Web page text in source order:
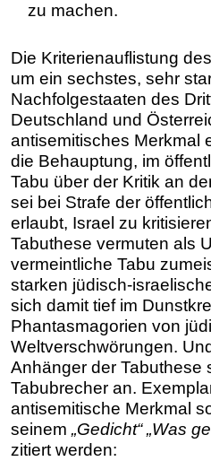
zu machen.
Die Kriterienauflistung des
um ein sechstes, sehr
Nachfolgestaaten des
Deutschland und
antisemitisches Merkmal
die Behauptung, im
Tabu über der Kritik an
sei bei Strafe der
erlaubt, Israel zu
Tabuthese vermuten als
vermeintliche Tabu
starken jüdisch-
sich damit tief im
Phantasmagorien von
Weltverschwörungen.
Anhänger der Tabuthese
Tabubrecher an.
antisemitische Merkmal
seinem „Gedicht“ „Was
zitiert werden: